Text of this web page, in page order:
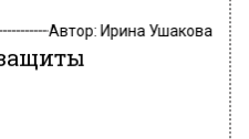
Автор: Ирина Ушакова